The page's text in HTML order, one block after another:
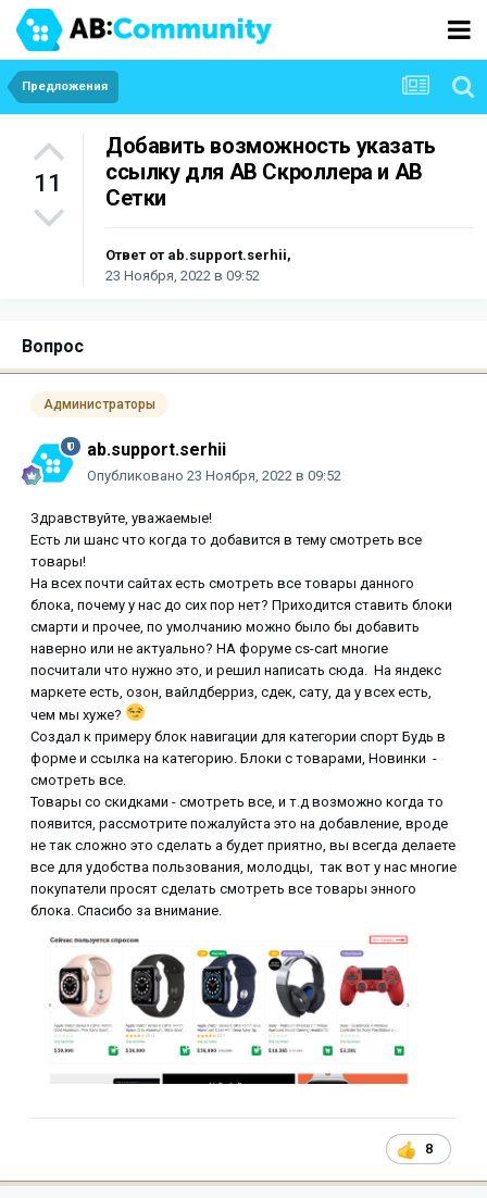
Предложения
11
Добавить возможность указать
ссылку для АВ Скроллера и АВ
Сетки
Ответ от ab.support.serhii,
23 Ноября, 2022 в 09:52
Вопрос
Администраторы
ab.support.serhii
Опубликовано 23 Ноября, 2022 в 09:52
Здравствуйте, уважаемые!
Есть ли шанс что когда то добавится в тему смотреть все
товары!
На всех почти сайтах есть смотреть все товары данного
блока, почему у нас до сих пор нет? Приходится ставить блоки
смарти и прочее, по умолчанию можно было бы добавить
наверно или не актуально? НА форуме cs-cart многие
посчитали что нужно это, и решил написать сюда. На яндекс
маркете есть, озон, вайлдберриз, сдек, сату, да у всех есть,
чем мы хуже?
Создал к примеру блок навигации для категории спорт Будь в
форме и ссылка на категорию. Блоки с товарами, Новинки -
смотреть все.
Товары со скидками - смотреть все, и т.д возможно когда то
появится, рассмотрите пожалуйста это на добавление, вроде
не так сложно это сделать а будет приятно, вы всегда делаете
все для удобства пользования, молодцы, так вот у нас многие
покупатели просят сделать смотреть все товары энного
блока. Спасибо за внимание.
8